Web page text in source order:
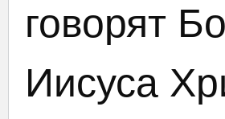
говорят
Иисуса